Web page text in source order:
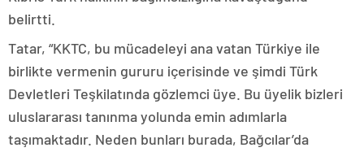
belirtti.
Tatar, “KKTC, bu mücadeleyi ana vatan Türkiye ile
birlikte vermenin gururu içerisinde ve şimdi Türk
Devletleri Teşkilatında gözlemci üye. Bu üyelik bizleri
uluslararası tanınma yolunda emin adımlarla
taşımaktadır. Neden bunları burada, Bağcılar’da